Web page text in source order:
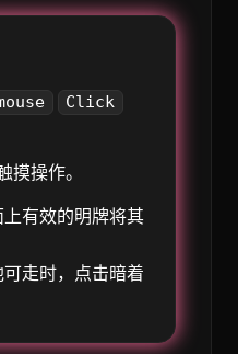
Click
摸操作。
上有效的明牌将其
走时，点击暗着